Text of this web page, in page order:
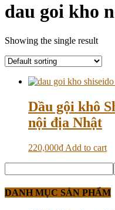
dau goi kho
Showing the single result
Dầu gội khô
nội địa Nhật
220,000₫ Add to cart
DANH MỤC SẢN PHẨM